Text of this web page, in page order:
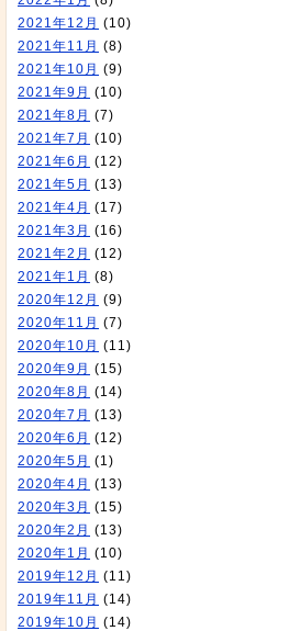
2021年12月 (10)
2021年11月 (8)
2021年10月 (9)
2021年9月 (10)
2021年8月 (7)
2021年7月 (10)
2021年6月 (12)
2021年5月 (13)
2021年4月 (17)
2021年3月 (16)
2021年2月 (12)
2021年1月 (8)
2020年12月 (9)
2020年11月 (7)
2020年10月 (11)
2020年9月 (15)
2020年8月 (14)
2020年7月 (13)
2020年6月 (12)
2020年5月 (1)
2020年4月 (13)
2020年3月 (15)
2020年2月 (13)
2020年1月 (10)
2019年12月 (11)
2019年11月 (14)
2019年10月 (14)